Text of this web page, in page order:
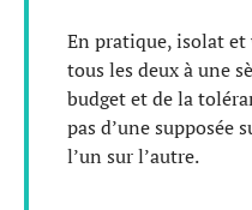
En pratique, isolat
tous les deux à une
budget et de la
pas d’une supposée
l’un sur l’autre.